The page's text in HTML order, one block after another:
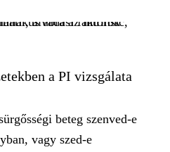
a PI vizsgálata
beteg szenved-e
vagy szed-e